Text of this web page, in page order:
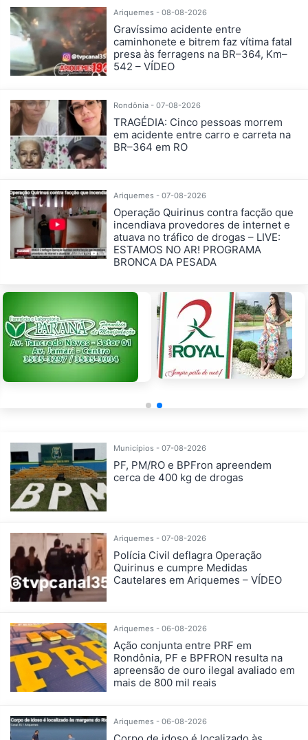
Ariquemes - 08-08-2026
Gravíssimo acidente entre
caminhonete e bitrem faz vítima fatal
presa às ferragens na BR–364, Km–
542 – VÍDEO
Rondônia - 07-08-2026
TRAGÉDIA: Cinco pessoas morrem
em acidente entre carro e carreta na
BR–364 em RO
Ariquemes - 07-08-2026
Operação Quirinus contra facção que
incendiava provedores de internet e
atuava no tráfico de drogas – LIVE:
ESTAMOS NO AR! PROGRAMA
BRONCA DA PESADA
Municípios - 07-08-2026
PF, PM/RO e BPFron apreendem
cerca de 400 kg de drogas
Ariquemes - 07-08-2026
Polícia Civil deflagra Operação
Quirinus e cumpre Medidas
Cautelares em Ariquemes – VÍDEO
Ariquemes - 06-08-2026
Ação conjunta entre PRF em
Rondônia, PF e BPFRON resulta na
apreensão de ouro ilegal avaliado em
mais de 800 mil reais
Ariquemes - 06-08-2026